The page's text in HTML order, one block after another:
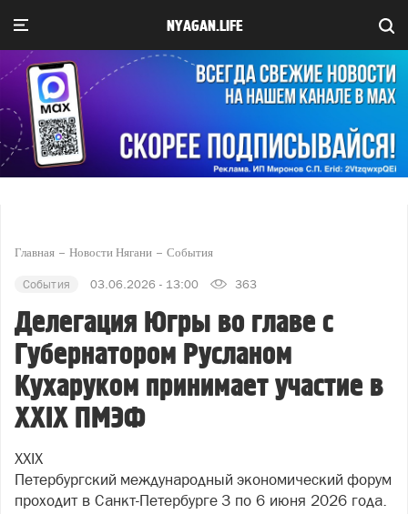
NYAGAN.LIFE
Главная Новости Нягани События
События 03.06.2026 - 13:00 363
Делегация Югры во главе с
Губернатором Русланом
Кухаруком принимает участие в
XXIX ПМЭФ
XXIX
Петербургский международный экономический форум
проходит в Санкт-Петербурге 3 по 6 июня 2026 года.